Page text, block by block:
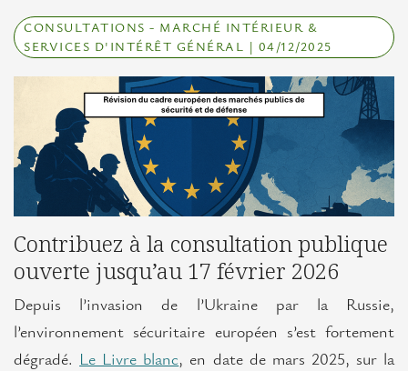
CONSULTATIONS - MARCHÉ INTÉRIEUR &
SERVICES D'INTÉRÊT GÉNÉRAL | 04/12/2025
Contribuez à la consultation publique
ouverte jusqu’au 17 février 2026
Depuis l’invasion de l’Ukraine par la Russie,
l’environnement sécuritaire européen s’est fortement
dégradé. Le Livre blanc, en date de mars 2025, sur la
Consultations
Evénements
Evénements
européens
L’Île-
de-
France
en
Europe
L'Europe en Île-de-France